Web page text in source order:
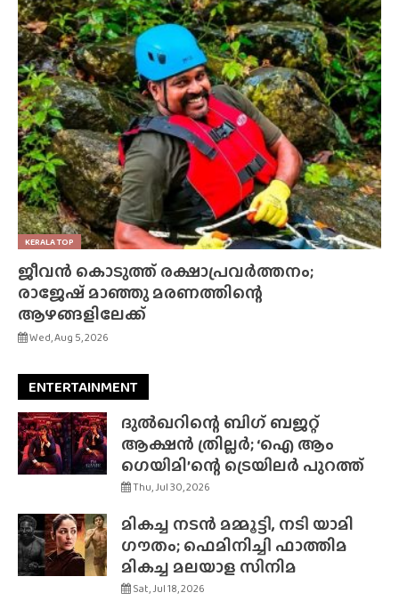
KERALA TOP
ജീവൻ കൊടുത്ത് രക്ഷാപ്രവർത്തനം;
രാജേഷ് മാഞ്ഞു മരണത്തിന്റെ
ആഴങ്ങളിലേക്ക്
Wed, Aug 5, 2026
ENTERTAINMENT
ദുൽഖറിന്റെ ബിഗ് ബജറ്റ്
ആക്ഷൻ ത്രില്ലർ; ‘ഐ ആം
ഗെയിമി’ന്റെ ട്രെയിലർ പുറത്ത്
Thu, Jul 30, 2026
മികച്ച നടൻ മമ്മൂട്ടി, നടി യാമി
ഗൗതം; ഫെമിനിച്ചി ഫാത്തിമ
മികച്ച മലയാള സിനിമ
Sat, Jul 18, 2026